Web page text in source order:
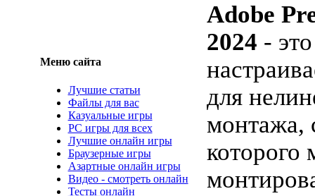
Меню сайта
Лучшие статьи
Файлы для вас
Казуальные игры
PC игры для всех
Лучшие онлайн игры
Браузерные игры
Азартные онлайн игры
Видео - смотреть онлайн
Тесты онлайн
Adobe
2024 -
для
которого